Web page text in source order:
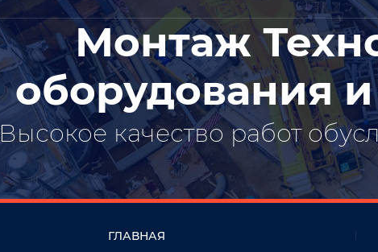
Монтаж
оборудования
Высокое качество работ
ГЛАВНАЯ